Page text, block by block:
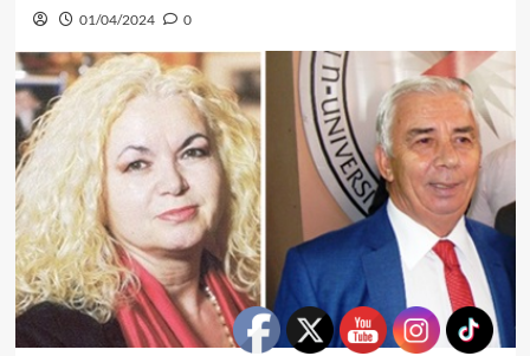
01/04/2024 0